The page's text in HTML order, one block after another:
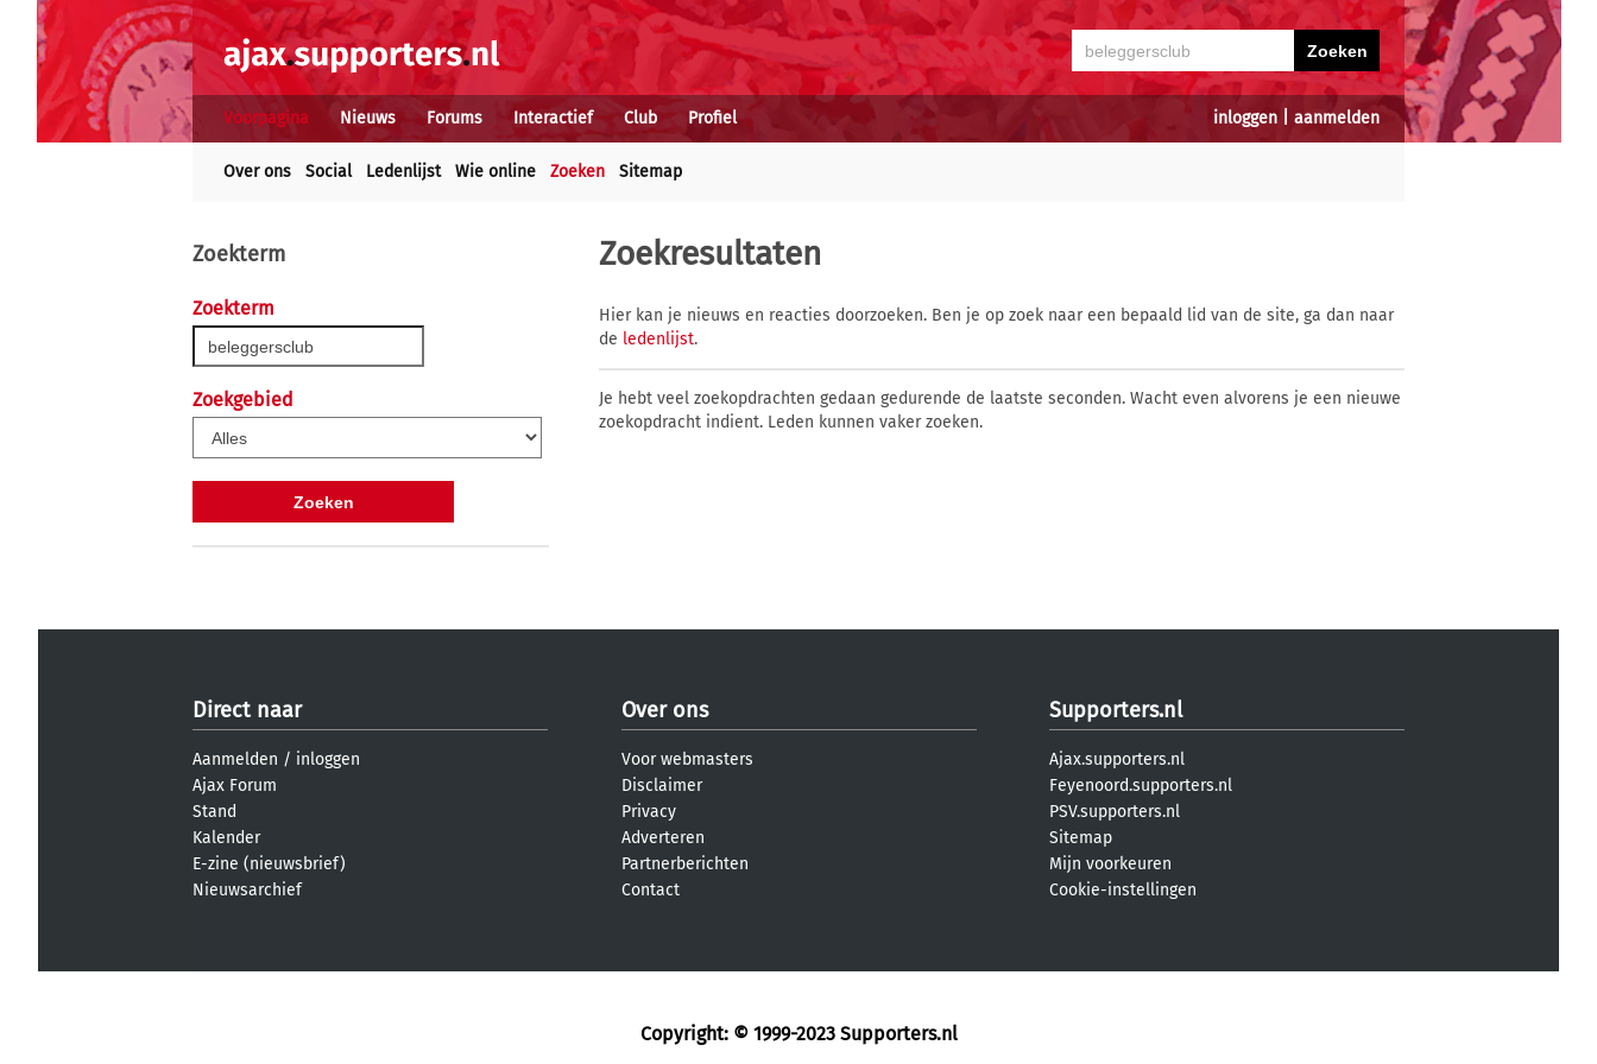
inloggen aanmelden
Voorpagina Nieuws Forums Interactief Club Profiel
Over ons Social Ledenlijst Wie online Zoeken Sitemap
Zoekterm
Zoekterm
Zoekgebied
Zoekresultaten
Hier kan je nieuws en reacties doorzoeken. Ben je op zoek naar een bepaald lid van de site, ga dan naar
de ledenlijst.
Je hebt veel zoekopdrachten gedaan gedurende de laatste seconden. Wacht even alvorens je een nieuwe
zoekopdracht indient. Leden kunnen vaker zoeken.
Direct naar
Aanmelden / inloggen
Ajax Forum
Stand
Kalender
E-zine (nieuwsbrief)
Nieuwsarchief
Over ons
Voor webmasters
Disclaimer
Privacy
Adverteren
Partnerberichten
Contact
Supporters.nl
Ajax.supporters.nl
Feyenoord.supporters.nl
PSV.supporters.nl
Sitemap
Mijn voorkeuren
Cookie-instellingen
Copyright: © 1999-2023 Supporters.nl